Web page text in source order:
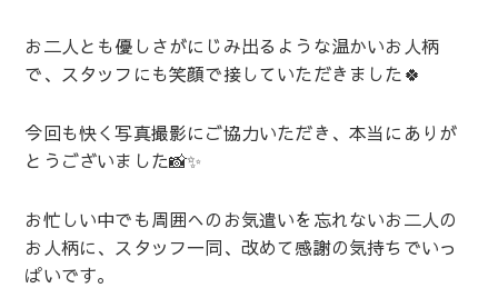
お二人とも優しさがにじみ出るような温かいお人柄
で、スタッフにも笑顔で接していただきました🍀
今回も快く写真撮影にご協力いただき、本当にありが
とうございました📸✨
お忙しい中でも周囲へのお気遣いを忘れないお二人の
お人柄に、スタッフ一同、改めて感謝の気持ちでいっ
ぱいです。